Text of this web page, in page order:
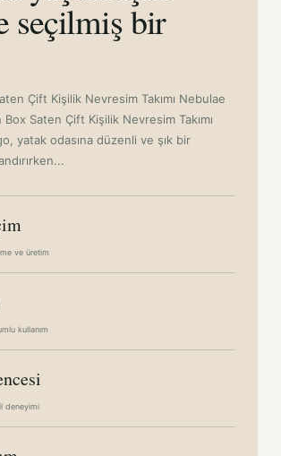
seçilmiş bir
Çift Kişilik Nevresim Takımı Nebulae
Saten Çift Kişilik Nevresim Takımı
yatak odasına düzenli ve şık bir
ve üretim
kullanım
deneyimi